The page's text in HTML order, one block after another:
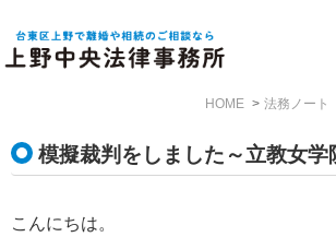
HOME 法務ノート
模擬裁判をしました～立教女学
こんにちは。